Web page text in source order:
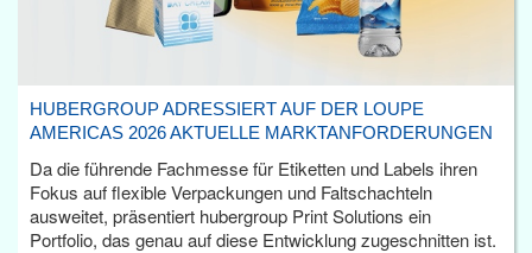
HUBERGROUP ADRESSIERT AUF DER LOUPE
AMERICAS 2026 AKTUELLE MARKTANFORDERUNGEN
Da die führende Fachmesse für Etiketten und Labels ihren
Fokus auf flexible Verpackungen und Faltschachteln
ausweitet, präsentiert hubergroup Print Solutions ein
Portfolio, das genau auf diese Entwicklung zugeschnitten ist.